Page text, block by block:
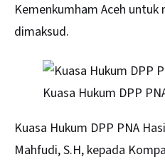
Kemenkumham Aceh
dimaksud.
Kuasa Hukum DPP
Kuasa Hukum DPP PNA
Mahfudi, S.H, kepada